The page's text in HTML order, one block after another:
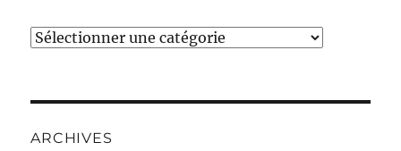
Catégories
ARCHIVES